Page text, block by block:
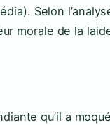
Selon
morale de la
qu’il a